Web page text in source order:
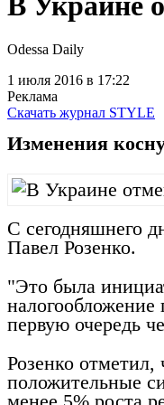
Odessa Daily
1 июля 2016 в 17:22
Реклама
Скачать журнал STYLE
Изменения
С сегодняшнего
Павел Розенко.
"Это была
первую очередь
Розенко
положительные